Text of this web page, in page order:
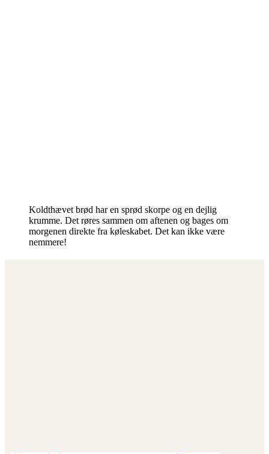
Koldthævet brød har en sprød skorpe og en dejlig
krumme. Det røres sammen om aftenen og bages om
morgenen direkte fra køleskabet. Det kan ikke være
nemmere!